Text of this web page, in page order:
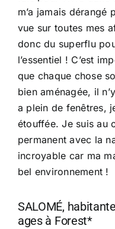
m’a jamais dérangé
vue sur toutes mes
donc du superflu
l’essentiel ! C’est
que chaque chose
bien aménagée, il
a plein de fenêtres,
étouffée. Je suis au
permanent avec la
incroyable car ma
bel environnement !
SALOMÉ,
ages à Forest*